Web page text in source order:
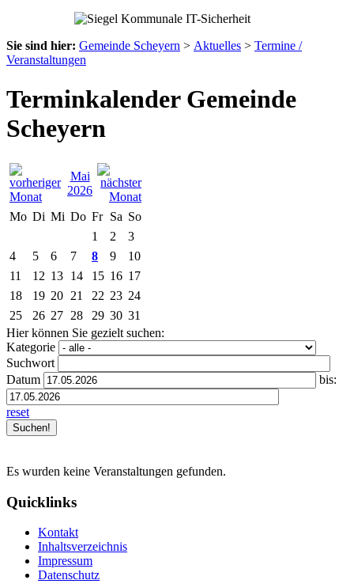
Sie sind hier: Gemeinde Scheyern > Aktuelles > Termine /
Veranstaltungen
Terminkalender Gemeinde
Scheyern
Mai
2026
Mo Di Mi Do Fr Sa So
1
2
3
4
5 6 7 8 9
10
11
12 13 14 15 16 17
18
19 20 21 22 23 24
25
26 27 28 29 30 31
Hier können Sie gezielt suchen:
Kategorie
Suchwort
Datum
bis:
reset
Es wurden keine Veranstaltungen gefunden.
Quicklinks
Kontakt
Inhaltsverzeichnis
Impressum
Datenschutz